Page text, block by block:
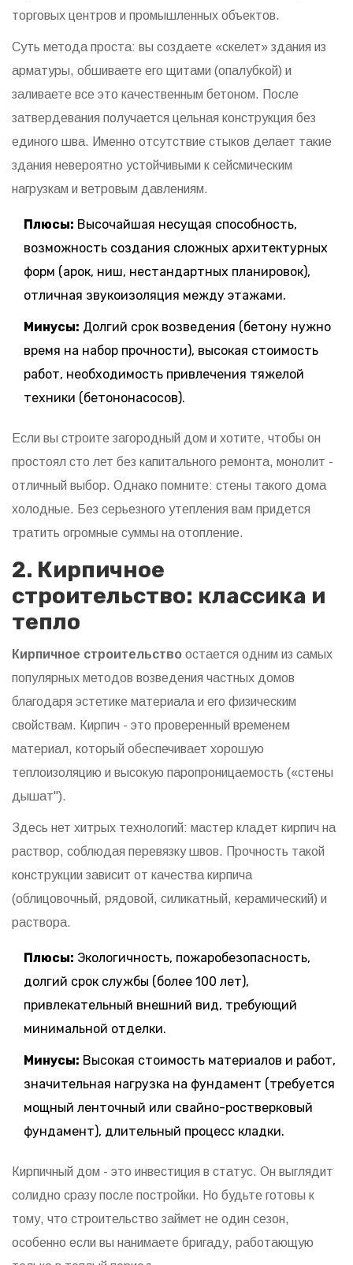
торговых центров и промышленных объектов.
Суть метода проста: вы создаете «скелет» здания из
арматуры, обшиваете его щитами (опалубкой) и
заливаете все это качественным бетоном. После
затвердевания получается цельная конструкция без
единого шва. Именно отсутствие стыков делает такие
здания невероятно устойчивыми к сейсмическим
нагрузкам и ветровым давлениям.
Плюсы: Высочайшая несущая способность,
возможность создания сложных архитектурных
форм (арок, ниш, нестандартных планировок),
отличная звукоизоляция между этажами.
Минусы: Долгий срок возведения (бетону нужно
время на набор прочности), высокая стоимость
работ, необходимость привлечения тяжелой
техники (бетононасосов).
Если вы строите загородный дом и хотите, чтобы он
простоял сто лет без капитального ремонта, монолит -
отличный выбор. Однако помните: стены такого дома
холодные. Без серьезного утепления вам придется
тратить огромные суммы на отопление.
2. Кирпичное
строительство: классика и
тепло
Кирпичное строительство остается одним из самых
популярных методов возведения частных домов
благодаря эстетике материала и его физическим
свойствам. Кирпич - это проверенный временем
материал, который обеспечивает хорошую
теплоизоляцию и высокую паропроницаемость («стены
дышат").
Здесь нет хитрых технологий: мастер кладет кирпич на
раствор, соблюдая перевязку швов. Прочность такой
конструкции зависит от качества кирпича
(облицовочный, рядовой, силикатный, керамический) и
раствора.
Плюсы: Экологичность, пожаробезопасность,
долгий срок службы (более 100 лет),
привлекательный внешний вид, требующий
минимальной отделки.
Минусы: Высокая стоимость материалов и работ,
значительная нагрузка на фундамент (требуется
мощный ленточный или свайно-ростверковый
фундамент), длительный процесс кладки.
Кирпичный дом - это инвестиция в статус. Он выглядит
солидно сразу после постройки. Но будьте готовы к
тому, что строительство займет не один сезон,
особенно если вы нанимаете бригаду, работающую